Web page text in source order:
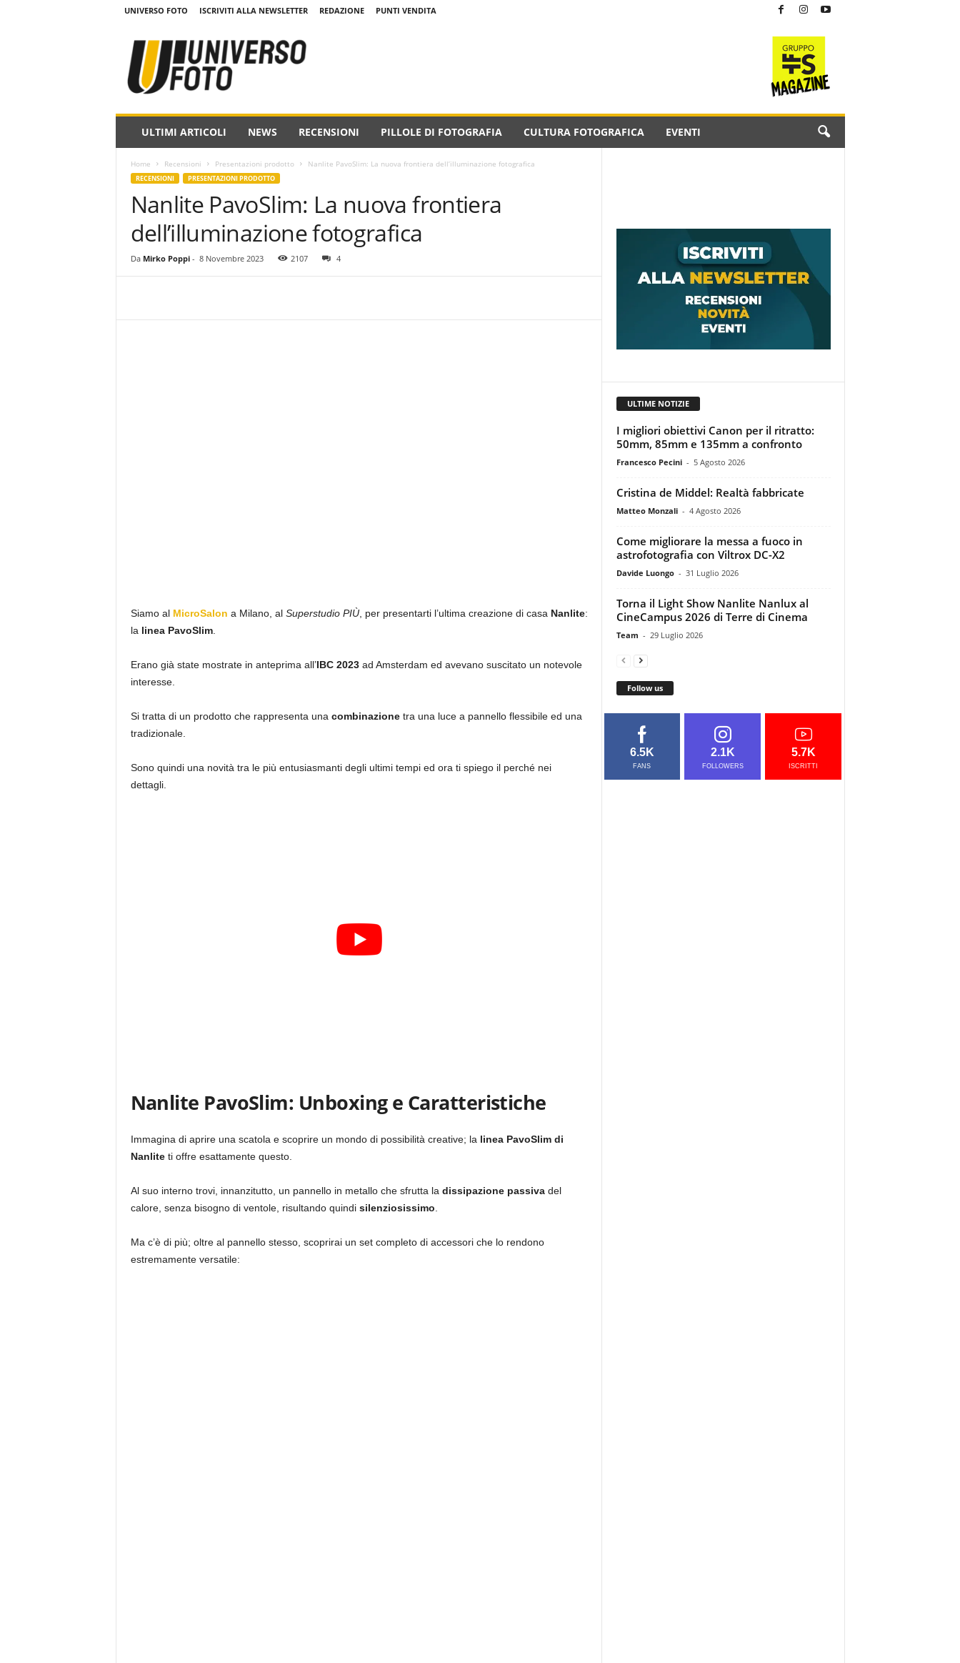
UNIVERSO FOTO ISCRIVITI ALLA NEWSLETTER REDAZIONE PUNTI VENDITA
.
ULTIMI ARTICOLI NEWS RECENSIONI PILLOLE DI FOTOGRAFIA CULTURA FOTOGRAFICA EVENTI
Home Recensioni Presentazioni prodotto Nanlite PavoSlim: La nuova frontiera dell’illuminazione fotografica
RECENSIONI PRESENTAZIONI PRODOTTO
Nanlite PavoSlim: La nuova frontiera
dell’illuminazione fotografica
Da Mirko Poppi- 8 Novembre 2023 2107 4
Siamo al MicroSalon a Milano, al Superstudio PIÙ, per presentarti l’ultima creazione di casa Nanlite:
la linea PavoSlim.
Erano già state mostrate in anteprima all’IBC 2023 ad Amsterdam ed avevano suscitato un notevole
interesse.
Si tratta di un prodotto che rappresenta una combinazione tra una luce a pannello flessibile ed una
tradizionale.
Sono quindi una novità tra le più entusiasmanti degli ultimi tempi ed ora ti spiego il perché nei
dettagli.
Nanlite PavoSlim: Unboxing e Caratteristiche
Immagina di aprire una scatola e scoprire un mondo di possibilità creative; la linea PavoSlim di
Nanliteti offre esattamente questo.
Al suo interno trovi, innanzitutto, un pannello in metallo che sfrutta la dissipazione passiva del
calore, senza bisogno di ventole, risultando quindi silenziosissimo
Ma c’è di più; oltre al pannello stesso, scoprirai un set completo di accessori che lo rendono
estremamente versatile:
ULTIME NOTIZIE
I migliori obiettivi Canon per il ritratto:
50mm, 85mm e 135mm a confronto
Francesco Pecini - 5 Agosto 2026
Cristina de Middel: Realtà fabbricate
Matteo Monzali - 4 Agosto 2026
Come migliorare la messa a fuoco in
astrofotografia con Viltrox DC-X2
Davide Luongo - 31 Luglio 2026
Torna il Light Show Nanlite Nanlux al
CineCampus 2026 di Terre di Cinema
Team - 29 Luglio 2026
Follow us
6.5K
FANS
2.1K
FOLLOWERS
5.7K
ISCRITTI